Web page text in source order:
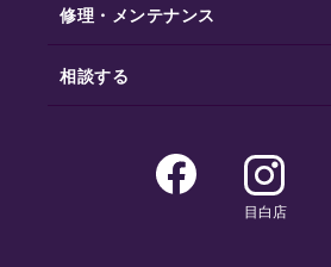
修理・メンテナンス
相談する
目白店